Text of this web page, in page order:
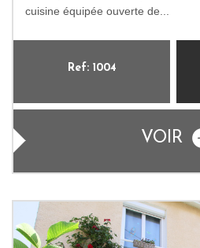
cuisine équipée ouverte de...
Ref: 1004
VOIR